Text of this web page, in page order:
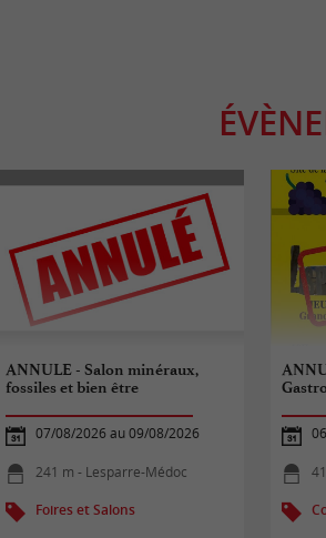
ANNULE - Salon minéraux,
fossiles et bien être
07/08/2026 au 09/08/2026
241 m - Lesparre-Médoc
Foires et Salons